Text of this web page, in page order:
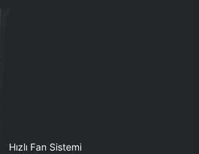
Hızlı Fan Sistemi